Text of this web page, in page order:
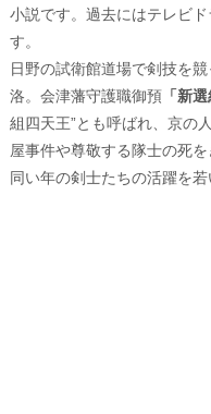
小説です。過去にはテレビ
す。
日野の試衛館道場で剣技を
洛。会津藩守護職御預「新選
組四天王”とも呼ばれ、京の
屋事件や尊敬する隊士の死
同い年の剣士たちの活躍を